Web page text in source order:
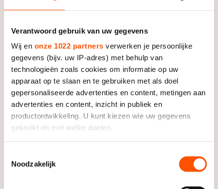
Verantwoord gebruik van uw gegevens
Wij en onze 1022 partners verwerken je persoonlijke
gegevens (bijv. uw IP-adres) met behulp van
technologieën zoals cookies om informatie op uw
apparaat op te slaan en te gebruiken met als doel
gepersonaliseerde advertenties en content, metingen aan
advertenties en content, inzicht in publiek en
productontwikkeling. U kunt kiezen wie uw gegevens
gebruikt en met welke doelen.
Informatie verzamelen over uw geografische locatie,
Noodzakelijk
Kunstschaatsen
Algemene Nederlandse Schaatstijd
Deze zomer de weg op
Waar kan ik schaatsen en skaten?
Schaatsfans
Alles voor jou als schaatsfan
Evenementen
Tickets
Livestreams
Word schaatsfan!
Winacties
Olympische Spelen
Olympische Spelen
Medaille overzicht
Medaillespiegel
Olympische uitslagen
Van Jong tot Goud verhalen